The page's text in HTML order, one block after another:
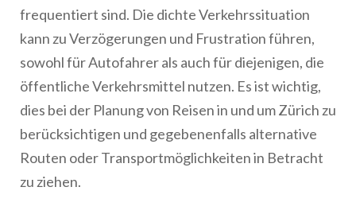
frequentiert sind. Die dichte Verkehrssituation
kann zu Verzögerungen und Frustration führen,
sowohl für Autofahrer als auch für diejenigen, die
öffentliche Verkehrsmittel nutzen. Es ist wichtig,
dies bei der Planung von Reisen in und um Zürich zu
berücksichtigen und gegebenenfalls alternative
Routen oder Transportmöglichkeiten in Betracht
zu ziehen.